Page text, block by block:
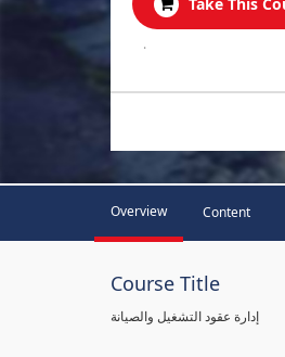
.
Overview Content
Course Title
إدارة عقود التشغيل والصيانة